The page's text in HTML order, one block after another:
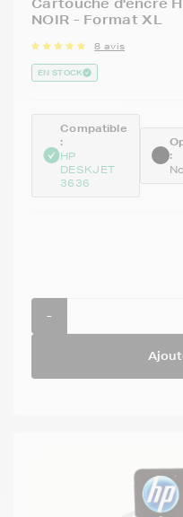
Cartouche d'encre
NOIR - Format XL
8 avis
EN STOCK
Compatible
:
HP
DESKJET
3636
:
-